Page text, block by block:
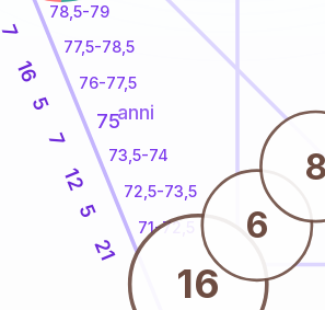
71-72,5
72,5-73,5
73,5-74
76-77,5
77,5-78,5
78,5-79
21
5
12
7
5
16
7
16
6
8
75anni